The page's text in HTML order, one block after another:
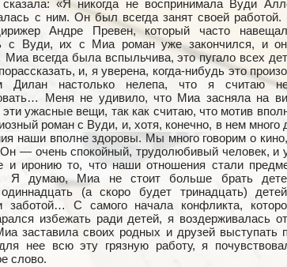
сказала: «Я никогда не воспринимала Вуди
с ним. Он был всегда занят своей
Андре Превен, который часто
с Вуди, их с Миа роман уже закончился, и
всегда была вспыльчива, это пугало всех
и, я уверена, когда-нибудь это
Дилан настолько нелепа, что я считаю
Меня не удивило, что Миа засняла на
эти ужасные вещи, так как считаю, что мотив
роман с Вуди, и, хотя, конечно, в нем много
наши вполне здоровы. Мы много говорим о кино,
Он — очень спокойный, трудолюбивый человек, и
и иронию то, что наши отношения стали
Я думаю, Миа не стоит больше брать
одиннадцать (а скоро будет тринадцать)
заботой… С самого начала конфликта,
избежать ради детей, я воздерживалась
заставила своих родных и друзей выступать
нее всю эту грязную работу, я
слово.